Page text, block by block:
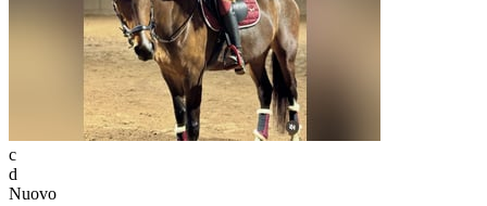
c
d
Nuovo